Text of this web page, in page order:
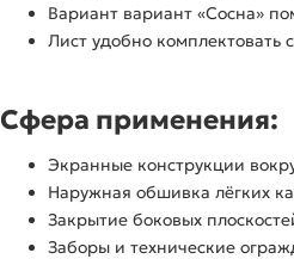
Вариант вариант «Сосна»
Лист удобно комплектовать
Сфера применения:
Экранные конструкции
Наружная обшивка лёгких
Закрытие боковых
Заборы и технические